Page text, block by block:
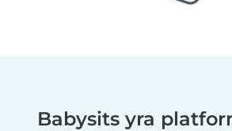
Babysits yra